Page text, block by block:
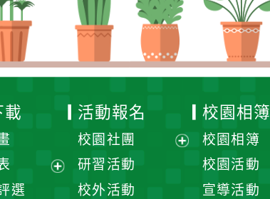
載
選
活動報名
校園社團
研習活動
校外活動
校園相簿
校園相簿
校園活動
宣導活動